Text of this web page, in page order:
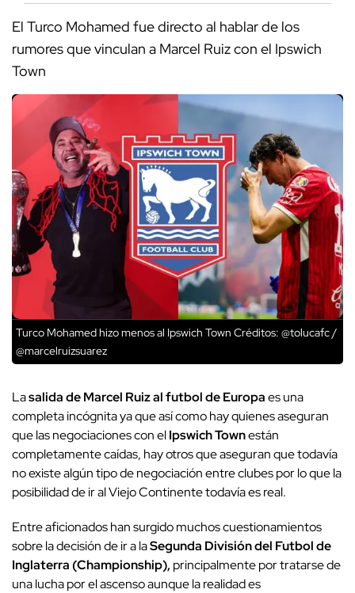
El Turco Mohamed fue directo al hablar de los
rumores que vinculan a Marcel Ruiz con el Ipswich
Town
Turco Mohamed hizo menos al Ipswich Town Créditos: @tolucafc /
@marcelruizsuarez
Lasalida de Marcel Ruiz al futbol de Europaes una
completa incógnita ya que así como hay quienes aseguran
que las negociaciones con elIpswich Townestán
completamente caídas, hay otros que aseguran que todavía
no existe algún tipo de negociación entre clubes por lo que la
posibilidad de ir al Viejo Continente todavía es real.
Entre aficionados han surgido muchos cuestionamientos
sobre la decisión de ir a laSegunda División del Futbol de
Inglaterra (Championship), principalmente por tratarse de
una lucha por el ascenso aunque la realidad es